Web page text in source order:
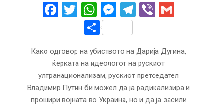
Facebook
Twitter
WhatsApp
Messenger
Telegram
Viber
Share
Како одговор на убиството на Дарија Дугина,
ќерката на идеологот на рускиот
ултранационализам, рускиот претседател
Владимир Путин би можел да ја радикализира и
прошири војната во Украина, но и да ја засили